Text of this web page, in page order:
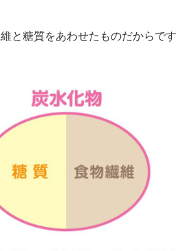
と糖質をあわせたものだからで